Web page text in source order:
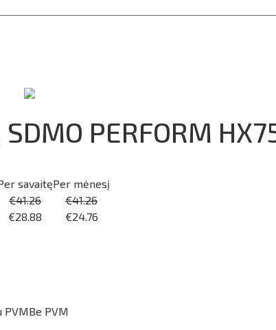
PERFORM
savaitę
€41.26
€28.88
Per mėnesį
€41.26
€24.76
PVMBe PVM